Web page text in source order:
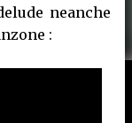
neanche
: